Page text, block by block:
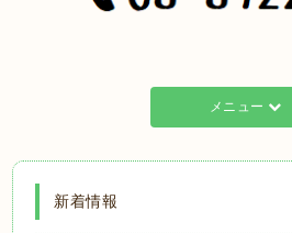
メニュー
新着情報